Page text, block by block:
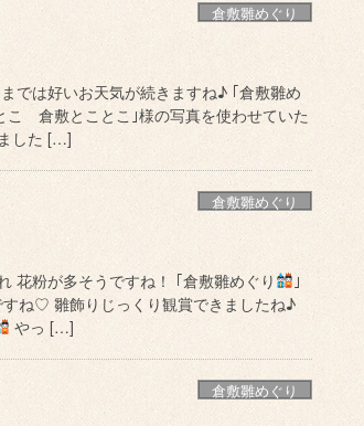
倉敷雛めぐり
では好いお天気が続きますね♪ ｢倉敷雛め
こ 倉敷とことこ｣様の写真を使わせていた
した […]
倉敷雛めぐり
花粉が多そうですね！ ｢倉敷雛めぐり
｣
ね♡ 雛飾りじっくり観賞できましたね♪
やっ […]
倉敷雛めぐり